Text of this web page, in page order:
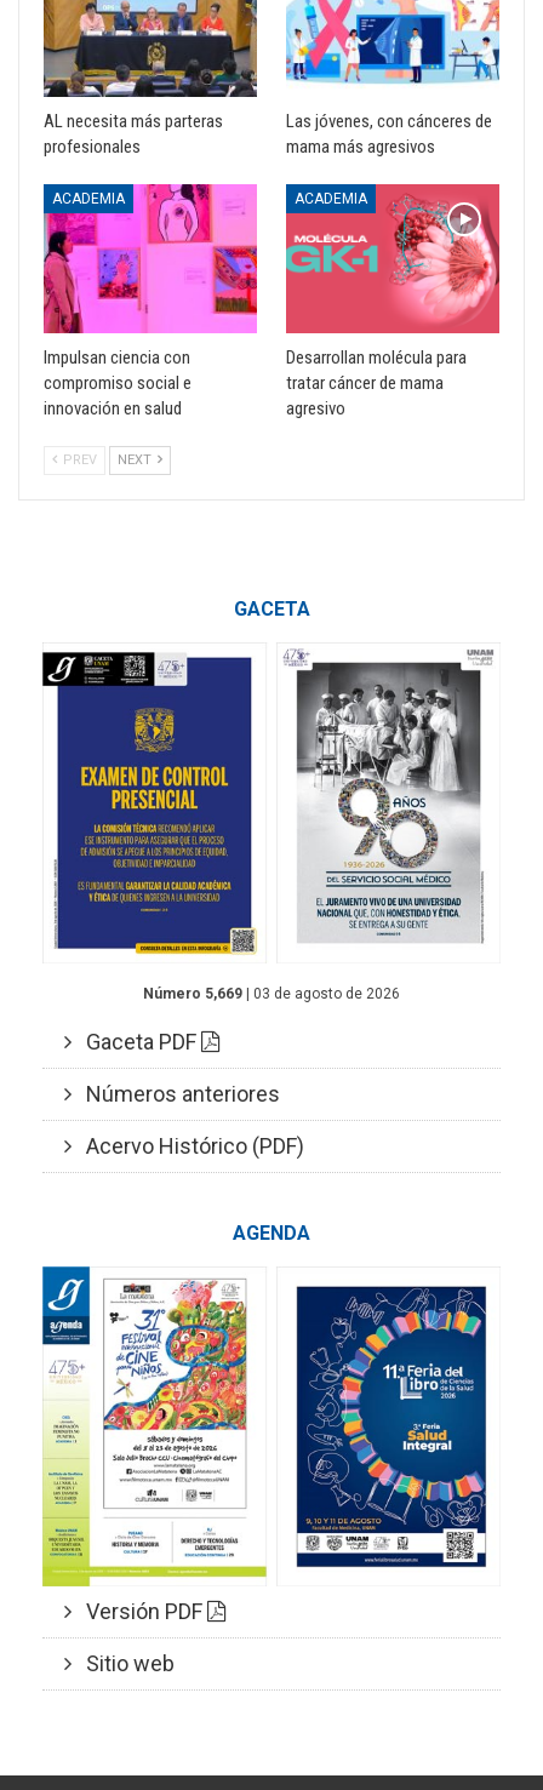
AL necesita más parteras
profesionales
Las jóvenes, con cánceres de
mama más agresivos
ACADEMIA
Impulsan ciencia con
compromiso social e
innovación en salud
ACADEMIA
Desarrollan molécula para
tratar cáncer de mama
agresivo
PREV NEXT
GACETA
Número 5,669 | 03 de agosto de 2026
Gaceta PDF
Números anteriores
Acervo Histórico (PDF)
AGENDA
Versión PDF
Sitio web